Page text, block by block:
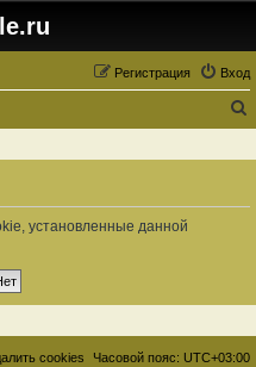
Вход
Регистрация
и
установленные данной
Часовой пояс: UTC+03:00
cookies